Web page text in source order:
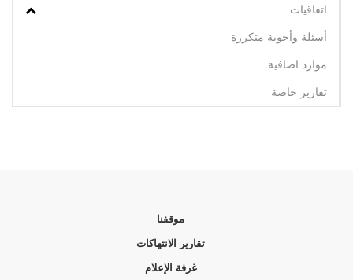
اتفاقيات
أسئلة وأجوبة متكررة
موارد اضافية
تقارير خاصة
موقفنا
تقارير الانتهاكات
غرفة الإعلام